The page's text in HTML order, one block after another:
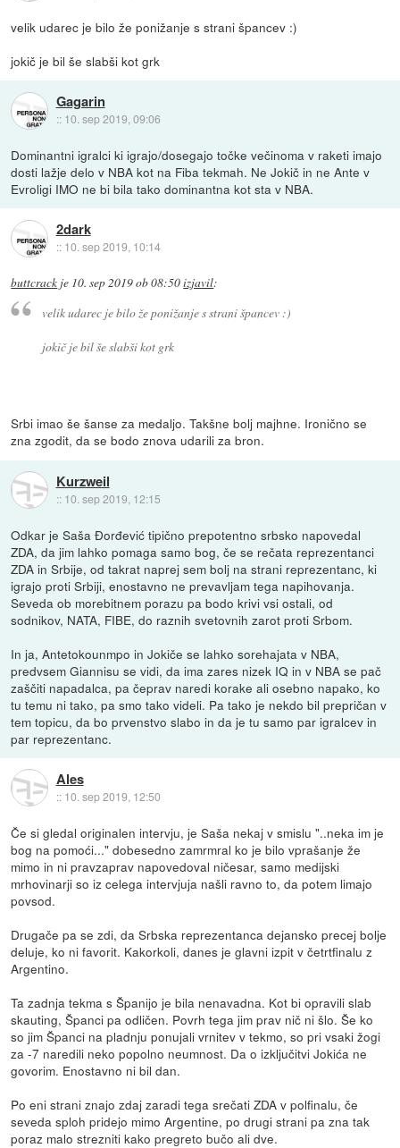
velik udarec je bilo že ponižanje s strani špancev :)
jokič je bil še slabši kot grk
Gagarin
:: 10. sep 2019, 09:06
Dominantni igralci ki igrajo/dosegajo točke večinoma v raketi imajo
dosti lažje delo v NBA kot na Fiba tekmah. Ne Jokič in ne Ante v
Evroligi IMO ne bi bila tako dominantna kot sta v NBA.
2dark
:: 10. sep 2019, 10:14
buttcrack je 10. sep 2019 ob 08:50izjavil:
velik udarec je bilo že ponižanje s strani špancev :)
jokič je bil še slabši kot grk
Srbi imao še šanse za medaljo. Takšne bolj majhne. Ironično se
zna zgodit, da se bodo znova udarili za bron.
Kurzweil
:: 10. sep 2019, 12:15
Odkar je Saša Đorđević tipično prepotentno srbsko napovedal
ZDA, da jim lahko pomaga samo bog, če se rečata reprezentanci
ZDA in Srbije, od takrat naprej sem bolj na strani reprezentanc, ki
igrajo proti Srbiji, enostavno ne prevavljam tega napihovanja.
Seveda ob morebitnem porazu pa bodo krivi vsi ostali, od
sodnikov, NATA, FIBE, do raznih svetovnih zarot proti Srbom.
In ja, Antetokounmpo in Jokiče se lahko sorehajata v NBA,
predvsem Giannisu se vidi, da ima zares nizek IQ in v NBA se pač
zaščiti napadalca, pa čeprav naredi korake ali osebno napako, ko
tu temu ni tako, pa smo tako videli. Pa tako je nekdo bil prepričan v
tem topicu, da bo prvenstvo slabo in da je tu samo par igralcev in
par reprezentanc.
Ales
:: 10. sep 2019, 12:50
Če si gledal originalen intervju, je Saša nekaj v smislu "..neka im je
bog na pomoći..." dobesedno zamrmral ko je bilo vprašanje že
mimo in ni pravzaprav napovedoval ničesar, samo medijski
mrhovinarji so iz celega intervjuja našli ravno to, da potem limajo
povsod.
Drugače pa se zdi, da Srbska reprezentanca dejansko precej bolje
deluje, ko ni favorit. Kakorkoli, danes je glavni izpit v četrtfinalu z
Argentino.
Ta zadnja tekma s Španijo je bila nenavadna. Kot bi opravili slab
skauting, Španci pa odličen. Povrh tega jim prav nič ni šlo. Še ko
so jim Španci na pladnju ponujali vrnitev v tekmo, so pri vsaki žogi
za -7 naredili neko popolno neumnost. Da o izključitvi Jokića ne
govorim. Enostavno ni bil dan.
Po eni strani znajo zdaj zaradi tega srečati ZDA v polfinalu, če
seveda sploh pridejo mimo Argentine, po drugi strani pa zna tak
poraz malo strezniti kako pregreto bučo ali dve.